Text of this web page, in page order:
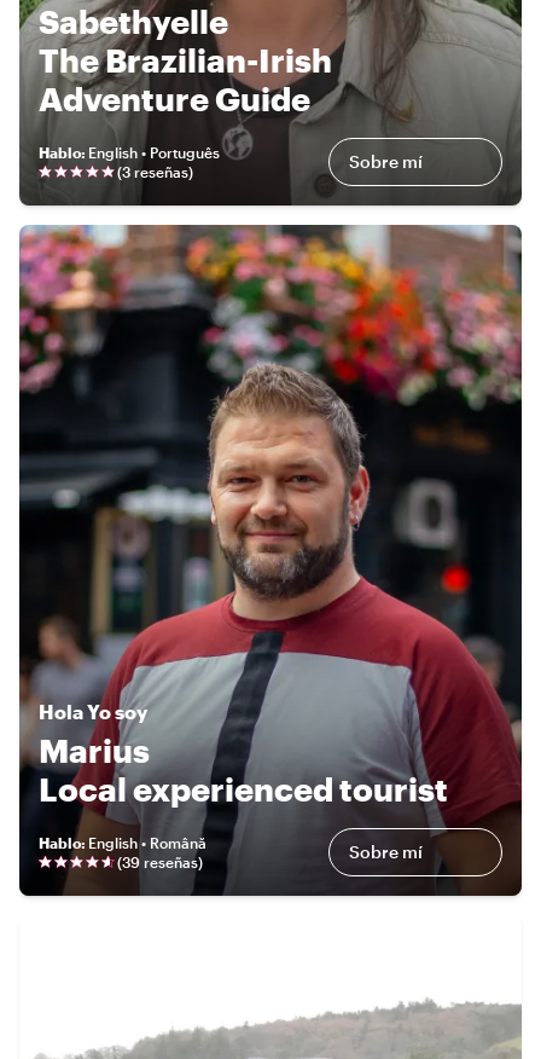
Sabethyelle
The Brazilian-Irish
Adventure Guide
Hablo: English • Português
(3 reseñas) Sobre mí
HolaYo soy
Marius
Local experienced tourist
Hablo: English • Română
(39 reseñas) Sobre mí